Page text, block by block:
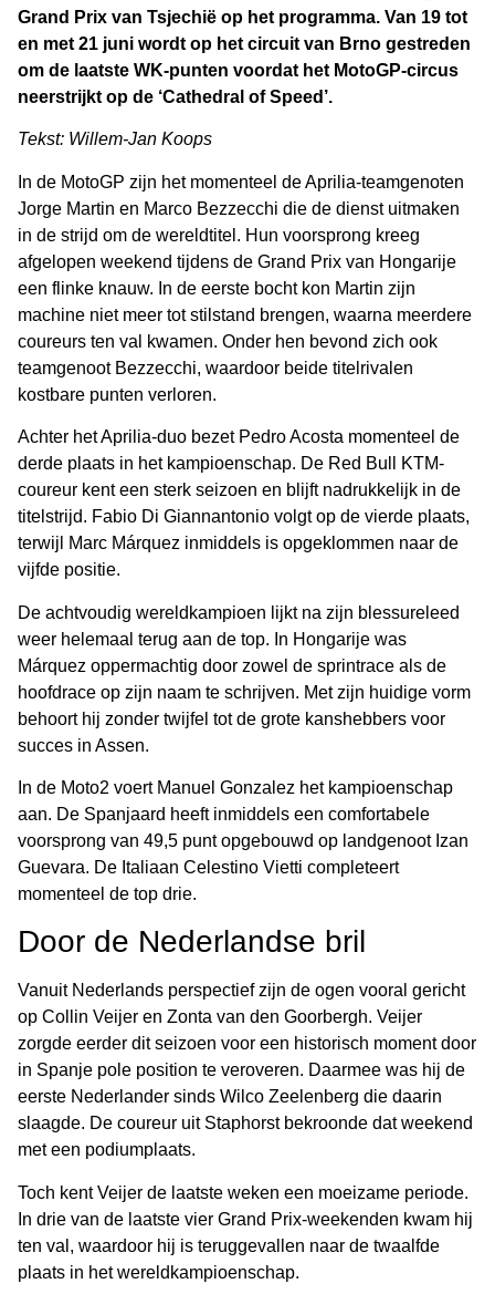
Grand Prix van Tsjechië op het programma. Van 19 tot
en met 21 juni wordt op het circuit van Brno gestreden
om de laatste WK-punten voordat het MotoGP-circus
neerstrijkt op de ‘Cathedral of Speed’.
Tekst: Willem-Jan Koops
In de MotoGP zijn het momenteel de Aprilia-teamgenoten
Jorge Martin en Marco Bezzecchi die de dienst uitmaken
in de strijd om de wereldtitel. Hun voorsprong kreeg
afgelopen weekend tijdens de Grand Prix van Hongarije
een flinke knauw. In de eerste bocht kon Martin zijn
machine niet meer tot stilstand brengen, waarna meerdere
coureurs ten val kwamen. Onder hen bevond zich ook
teamgenoot Bezzecchi, waardoor beide titelrivalen
kostbare punten verloren.
Achter het Aprilia-duo bezet Pedro Acosta momenteel de
derde plaats in het kampioenschap. De Red Bull KTM-
coureur kent een sterk seizoen en blijft nadrukkelijk in de
titelstrijd. Fabio Di Giannantonio volgt op de vierde plaats,
terwijl Marc Márquez inmiddels is opgeklommen naar de
vijfde positie.
De achtvoudig wereldkampioen lijkt na zijn blessureleed
weer helemaal terug aan de top. In Hongarije was
Márquez oppermachtig door zowel de sprintrace als de
hoofdrace op zijn naam te schrijven. Met zijn huidige vorm
behoort hij zonder twijfel tot de grote kanshebbers voor
succes in Assen.
In de Moto2 voert Manuel Gonzalez het kampioenschap
aan. De Spanjaard heeft inmiddels een comfortabele
voorsprong van 49,5 punt opgebouwd op landgenoot Izan
Guevara. De Italiaan Celestino Vietti completeert
momenteel de top drie.
Door de Nederlandse bril
Vanuit Nederlands perspectief zijn de ogen vooral gericht
op Collin Veijer en Zonta van den Goorbergh. Veijer
zorgde eerder dit seizoen voor een historisch moment door
in Spanje pole position te veroveren. Daarmee was hij de
eerste Nederlander sinds Wilco Zeelenberg die daarin
slaagde. De coureur uit Staphorst bekroonde dat weekend
met een podiumplaats.
Toch kent Veijer de laatste weken een moeizame periode.
In drie van de laatste vier Grand Prix-weekenden kwam hij
ten val, waardoor hij is teruggevallen naar de twaalfde
plaats in het wereldkampioenschap.